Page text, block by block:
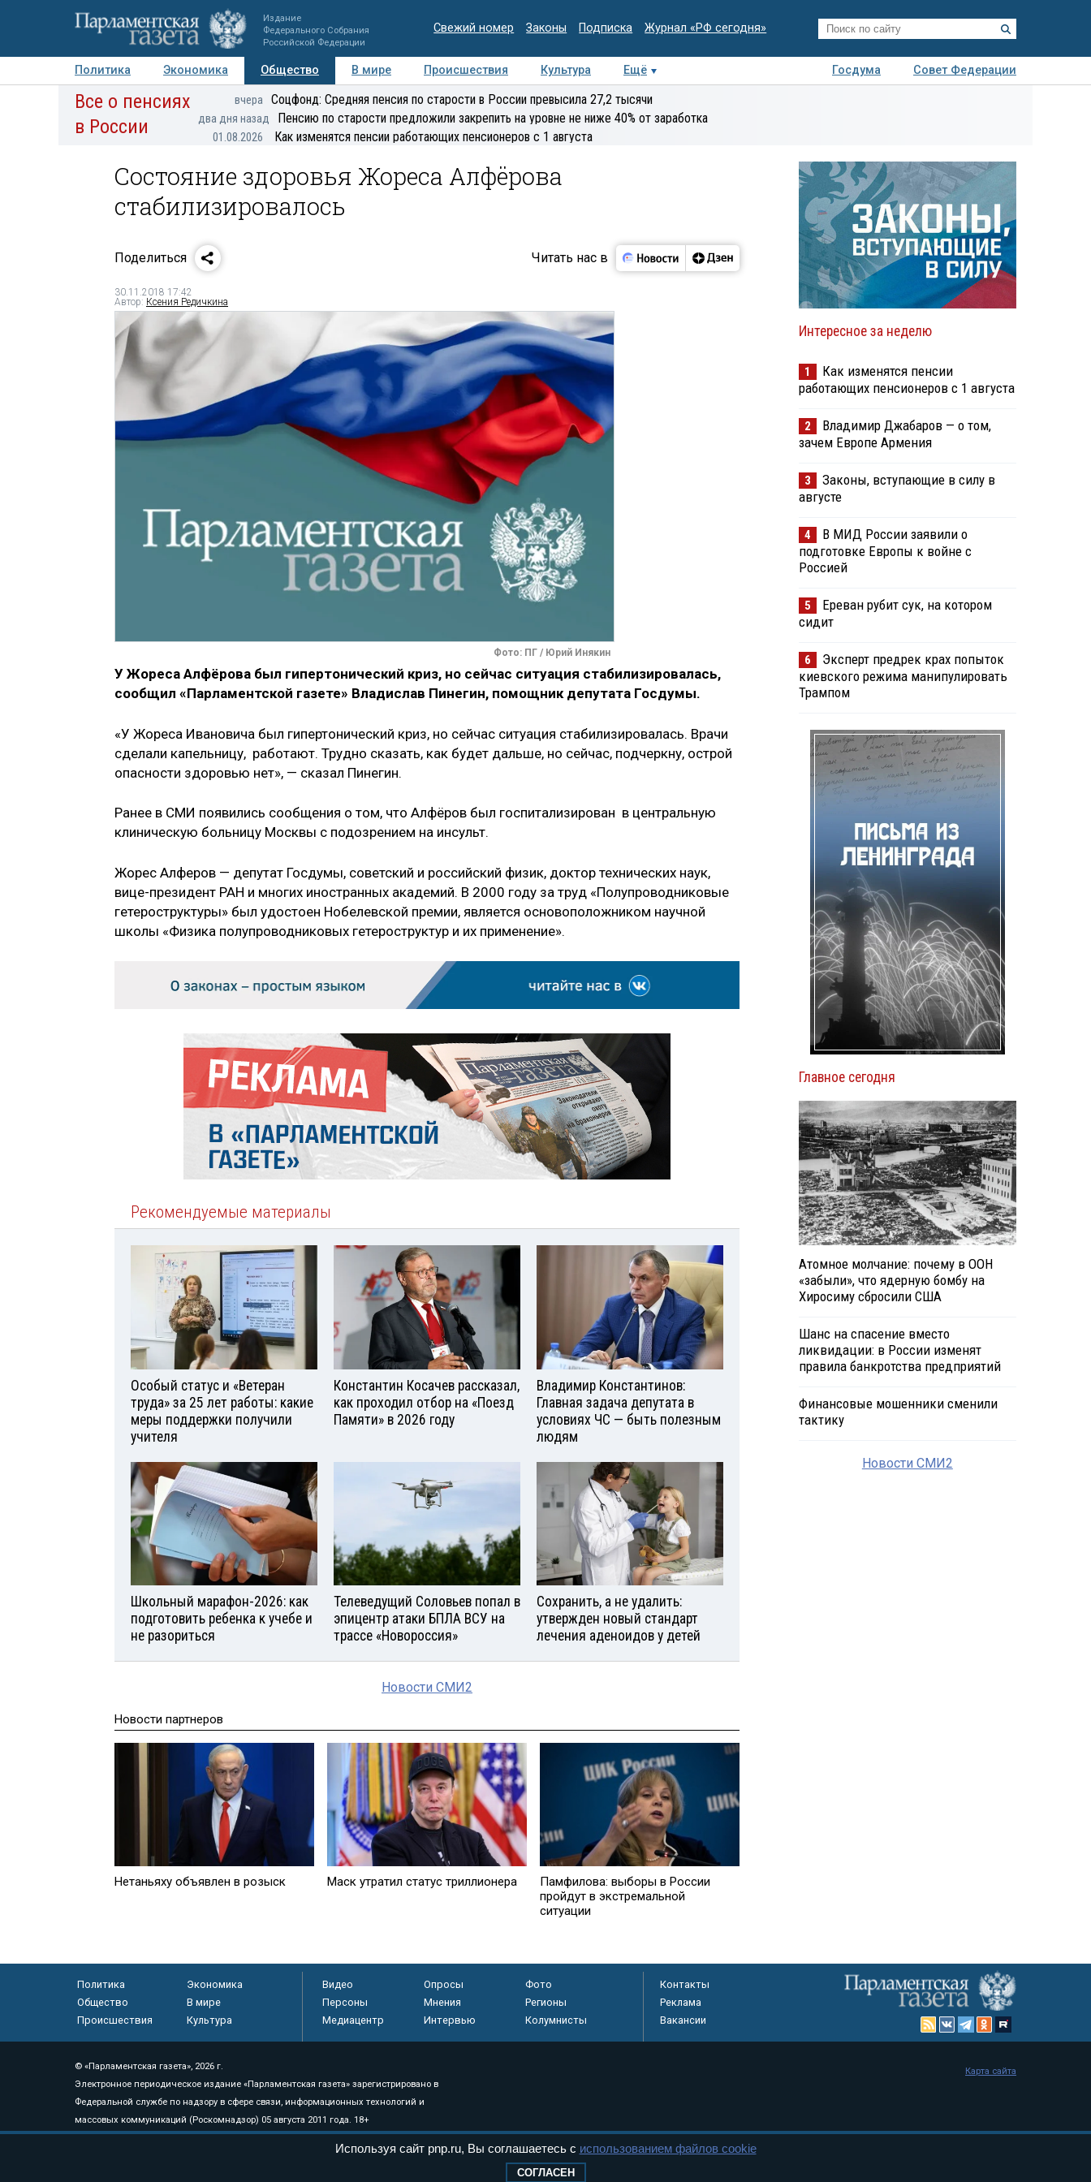
Издание
Федерального Собрания
Российской Федерации
Свежий номер Законы Подписка Журнал «РФ сегодня»
Политика Экономика Общество В мире Происшествия Культура Ещё Госдума
Совет Федерации
Авторы Персоны Мнения Регионы Медиацентр Интервью Колумнисты
экспертиза
Все о пенсиях
в России
вчера Соцфонд: Средняя пенсия по старости в России превысила 27,2 тысячи
два дня назад Пенсию по старости предложили закрепить на уровне не ниже 40% от заработка
01.08.2026 Как изменятся пенсии работающих пенсионеров с 1 августа
Состояние здоровья Жореса Алфёрова
стабилизировалось
Поделиться Читать нас в
30.11.2018 17:42
Автор: Ксения Редичкина
Фото: ПГ / Юрий Инякин
У Жореса Алфёрова был гипертонический криз, но сейчас ситуация стабилизировалась,
сообщил «Парламентской газете» Владислав Пинегин, помощник депутата Госдумы.
«У Жореса Ивановича был гипертонический криз, но сейчас ситуация стабилизировалась. Врачи
сделали капельницу, работают. Трудно сказать, как будет дальше, но сейчас, подчеркну, острой
опасности здоровью нет», — сказал Пинегин.
Ранее в СМИ появились сообщения о том, что Алфёров был госпитализирован в центральную
клиническую больницу Москвы с подозрением на инсульт.
Жорес Алферов — депутат Госдумы, советский и российский физик, доктор технических наук,
вице-президент РАН и многих иностранных академий. В 2000 году за труд «Полупроводниковые
гетероструктуры» был удостоен Нобелевской премии, является основоположником научной
школы «Физика полупроводниковых гетероструктур и их применение».
Рекомендуемые материалы
Особый статус и «Ветеран
труда» за 25 лет работы: какие
меры поддержки получили
учителя
Константин Косачев рассказал,
как проходил отбор на «Поезд
Памяти» в 2026 году
Владимир Константинов:
Главная задача депутата в
условиях ЧС — быть полезным
людям
Школьный марафон-2026: как
подготовить ребенка к учебе и
не разориться
Телеведущий Соловьев попал в
эпицентр атаки БПЛА ВСУ на
трассе «Новороссия»
Сохранить, а не удалить:
утвержден новый стандарт
лечения аденоидов у детей
Новости СМИ2
Новости партнеров
Нетаньяху объявлен в розыск Маск утратил статус триллионера
Памфилова: выборы в России
пройдут в экстремальной
ситуации
Интересное за неделю
1
Как изменятся пенсии
работающих пенсионеров с 1 августа
2
Владимир Джабаров — о том,
зачем Европе Армения
3
Законы, вступающие в силу в
августе
4
В МИД России заявили о
подготовке Европы к войне с
Россией
5
Ереван рубит сук, на котором
сидит
6
Эксперт предрек крах попыток
киевского режима манипулировать
Трампом
Главное сегодня
Атомное молчание: почему в ООН
«забыли», что ядерную бомбу на
Хиросиму сбросили США
Шанс на спасение вместо
ликвидации: в России изменят
правила банкротства предприятий
Финансовые мошенники сменили
тактику
Новости СМИ2
Политика
Экономика
Общество
В мире
Происшествия
Культура
Видео Опросы
Фото
Персоны
Мнения
Регионы
Медиацентр
Интервью Колумнисты
Контакты
Реклама
Вакансии
© «Парламентская газета», 2026 г.
Электронное периодическое издание «Парламентская газета» зарегистрировано в
Федеральной службе по надзору в сфере связи, информационных технологий и
массовых коммуникаций (Роскомнадзор) 05 августа 2011 года. 18+
Карта сайта
Используя сайт pnp.ru, Вы соглашаетесь с использованием файлов cookie
СОГЛАСЕН